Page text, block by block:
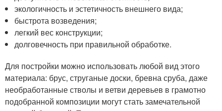
экологичность и эстетичность внешнего вида;
быстрота возведения;
легкий вес конструкции;
долговечность при правильной обработке.
Для постройки можно использовать любой вид этого
материала: брус, струганые доски, бревна сруба, даже
необработанные стволы и ветви деревьев в грамотно
подобранной композиции могут стать замечательной